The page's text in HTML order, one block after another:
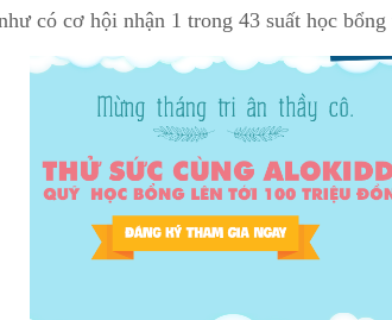
có cơ hội nhận 1 trong 43 suất học